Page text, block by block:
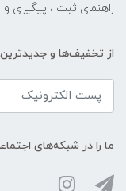
راهنمای ثبت ، پیگیری
از تخفیف‌ها و
ما را در شبکه‌های